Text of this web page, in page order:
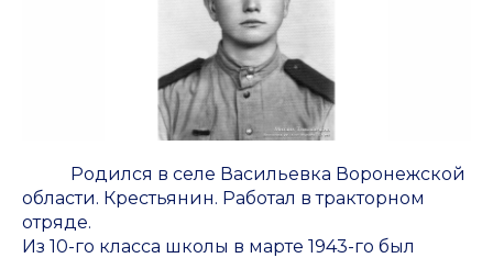
Родился в селе Васильевка Воронежской
области. Крестьянин. Работал в тракторном
отряде.
Из 10-го класса школы в марте 1943-го был